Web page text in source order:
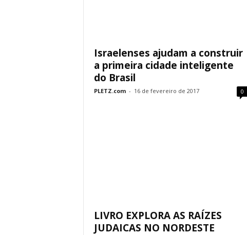
Israelenses ajudam a construir
a primeira cidade inteligente
do Brasil
PLETZ.com - 16 de fevereiro de 2017 0
LIVRO EXPLORA AS RAÍZES
JUDAICAS NO NORDESTE